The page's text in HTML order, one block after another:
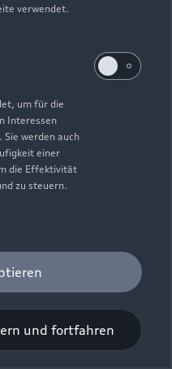
verwendet.
um für die
Interessen
werden auch
einer
die Effektivität
zu steuern.
und fortfahren